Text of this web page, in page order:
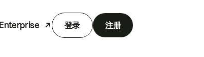
Enterprise 登录 注册